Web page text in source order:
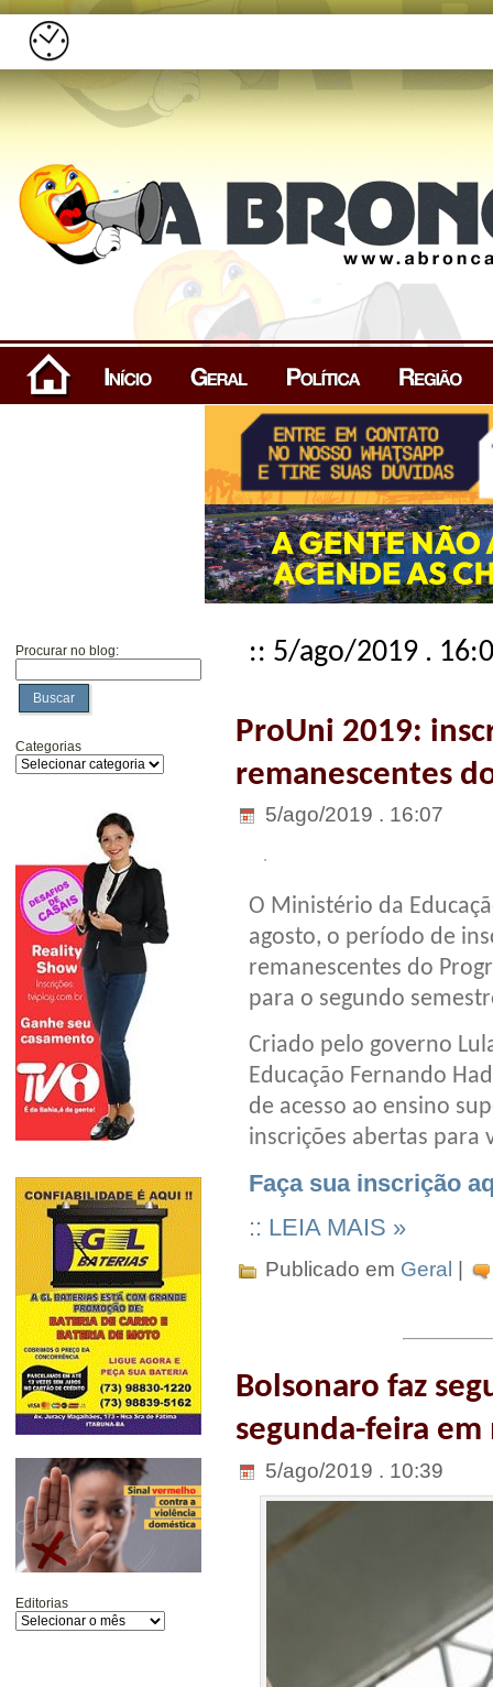
Procurar no blog:
Buscar
Categorias
Editorias
:: 5/ago/2019 .
ProUni 2019:
remanescentes
5/ago/2019 . 16:07
O Ministério da
agosto, o período de
remanescentes do
para o segundo
Criado pelo governo
Educação Fernando
de acesso ao ensino
inscrições abertas para
Faça sua inscrição
:: LEIA MAIS »
Publicado em Geral
Bolsonaro faz
segunda-feira em
5/ago/2019 . 10:39